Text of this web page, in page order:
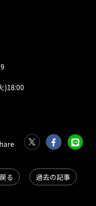
)18:00
る 過去の記事